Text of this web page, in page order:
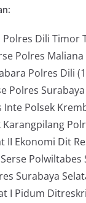
Polres Dili Timor
Polres
Polres Dili
Polres
Inte Polsek
Karangpilang
II Ekonomi Dit
Surabaya
I Pidum